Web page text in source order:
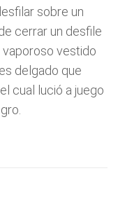
sobre un
cerrar un desfile
vaporoso vestido
delgado que
cual lució a juego